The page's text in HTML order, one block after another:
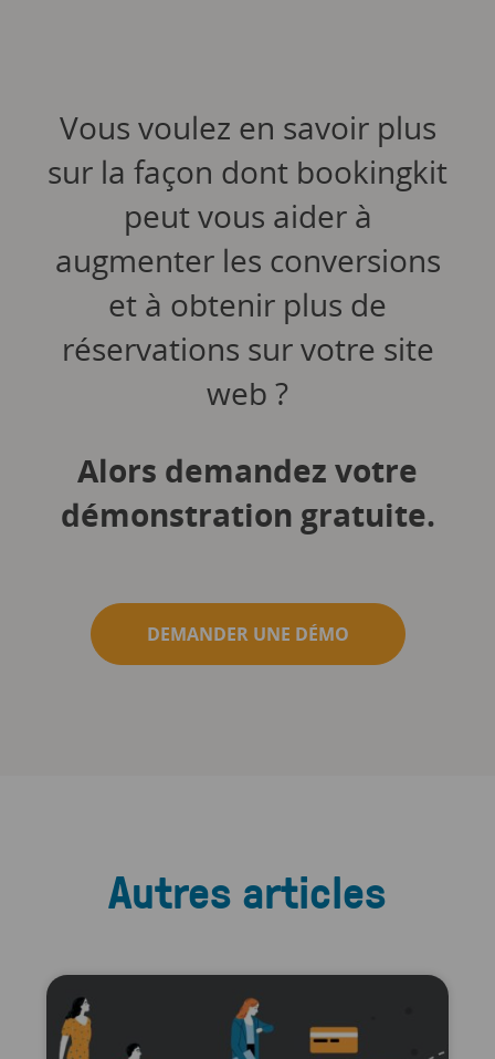
Vous voulez en savoir plus
sur la façon dont bookingkit
peut vous aider à
augmenter les conversions
et à obtenir plus de
réservations sur votre site
web ?
Alors demandez votre
démonstration gratuite.
DEMANDER UNE DÉMO
Autres articles